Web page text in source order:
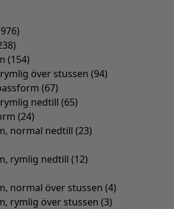
976)
)
(154)
över stussen (94)
(67)
nedtill (65)
(24)
normal nedtill (23)
rymlig nedtill (12)
normal över stussen (4)
rymlig över stussen (3)